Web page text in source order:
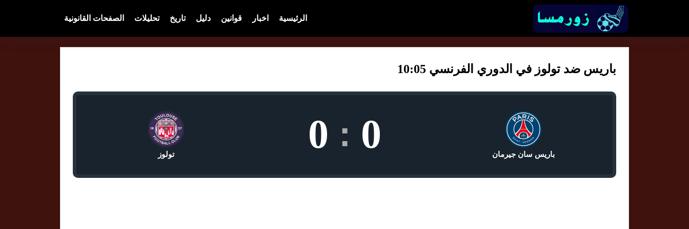
الرئيسية اخبار قوانين دليل تاريخ تحليلات الصفحات القانونية
باريس ضد تولوز في الدوري الفرنسي 10:05
باريس سان جيرمان 0
:
0 تولوز